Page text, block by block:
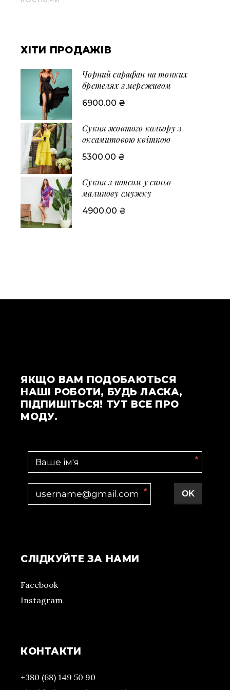
ХІТИ ПРОДАЖІВ
Чорний сарафан на тонких
бретелях з мереживом
6900.00 ₴
Сукня жовтого кольору з
оксамитовою квіткою
5300.00 ₴
Сукня з поясом у синьо-
малинову смужку
4900.00 ₴
ЯКЩО ВАМ ПОДОБАЮТЬСЯ
НАШІ РОБОТИ, БУДЬ ЛАСКА,
ПІДПИШІТЬСЯ! ТУТ ВСЕ ПРО
МОДУ.
*
* OK
СЛІДКУЙТЕ ЗА НАМИ
Facebook
Instagram
КОНТАКТИ
+380 (68) 149 50 90